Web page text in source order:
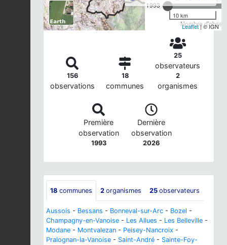
1993
Nombre
10 km
Leaflet| © IGN
156
observations
18
communes
25
observateurs
2
organismes
Première
observation
1993
Dernière
observation
2026
18 communes 2 organismes 25 observateurs
Aussois - Bessans - Bonneval-sur-Arc - Bozel -
Champagny-en-Vanoise - Les Allues - Les Belleville -
Modane - Montvalezan - Peisey-Nancroix -
Pralognan-la-Vanoise - Saint-André - Sainte-Foy-